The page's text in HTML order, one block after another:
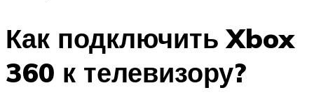
Как подключить Xbox
360 к телевизору?